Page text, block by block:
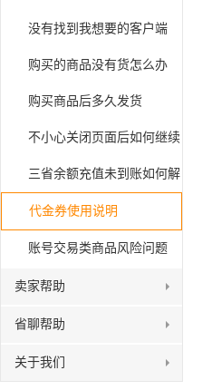
没有找到我想要的客户端
购买的商品没有货怎么办
购买商品后多久发货
不小心关闭页面后如何继续
支付
​三省余额充值未到账如何解
决
代金券使用说明
账号交易类商品风险问题
卖家帮助
省聊帮助
关于我们